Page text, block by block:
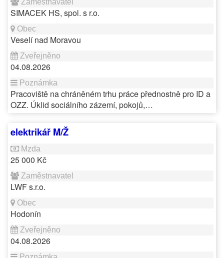
SIMACEK HS, spol. s r.o.
Veselí nad Moravou
04.08.2026
Pracoviště na chráněném trhu práce přednostně pro ID a
OZZ. Úklid sociálního zázemí, pokojů,…
elektrikář M/Ž
25 000 Kč
LWF s.r.o.
Hodonín
04.08.2026